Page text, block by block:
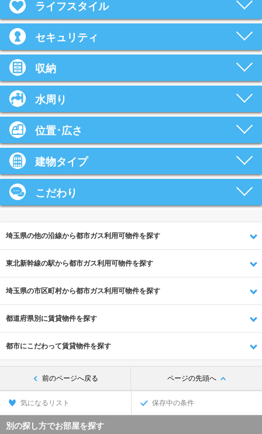
ライフスタイル
セキュリティ
収納
水周り
位置･広さ
建物タイプ
こだわり
埼玉県の他の沿線から都市ガス利用可物件を探す
東北新幹線の駅から都市ガス利用可物件を探す
埼玉県の市区町村から都市ガス利用可物件を探す
都道府県別に賃貸物件を探す
都市にこだわって賃貸物件を探す
前のページへ戻る ページの先頭へ
気になるリスト 保存中の条件
別の探し方でお部屋を探す